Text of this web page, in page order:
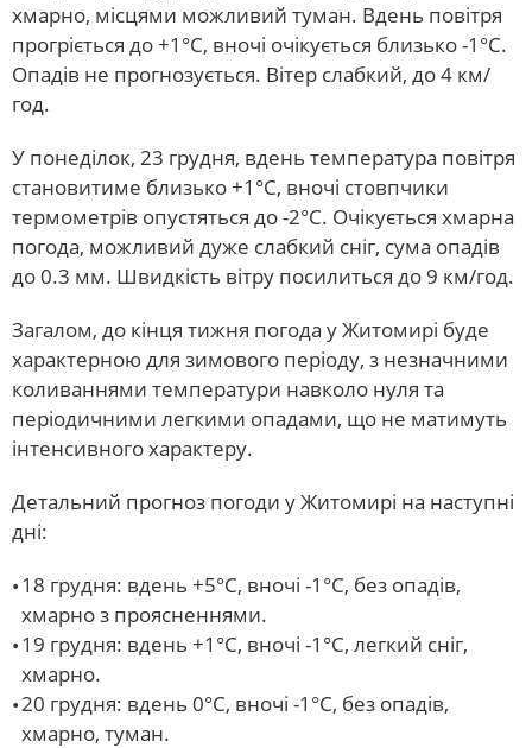
хмарно, місцями можливий туман. Вдень повітря
прогріється до +1°С, вночі очікується близько -1°С.
Опадів не прогнозується. Вітер слабкий, до 4 км/
год.
У понеділок, 23 грудня, вдень температура повітря
становитиме близько +1°С, вночі стовпчики
термометрів опустяться до -2°С. Очікується хмарна
погода, можливий дуже слабкий сніг, сума опадів
до 0.3 мм. Швидкість вітру посилиться до 9 км/год.
Загалом, до кінця тижня погода у Житомирі буде
характерною для зимового періоду, з незначними
коливаннями температури навколо нуля та
періодичними легкими опадами, що не матимуть
інтенсивного характеру.
Детальний прогноз погоди у Житомирі на наступні
дні:
18 грудня: вдень +5°С, вночі -1°С, без опадів,
хмарно з проясненнями.
19 грудня: вдень +1°С, вночі -1°С, легкий сніг,
хмарно.
20 грудня: вдень 0°С, вночі -1°С, без опадів,
хмарно, туман.